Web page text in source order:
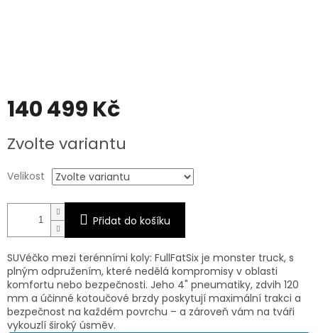
140 499 Kč
cena:
Zvolte variantu
Velikost
Přidat do košíku
SUVéčko mezi terénními koly: FullFatSix je monster truck, s
plným odpružením, které nedělá kompromisy v oblasti
komfortu nebo bezpečnosti. Jeho 4" pneumatiky, zdvih 120
mm a účinné kotoučové brzdy poskytují maximální trakci a
bezpečnost na každém povrchu – a zároveň vám na tváři
vykouzlí široký úsměv.